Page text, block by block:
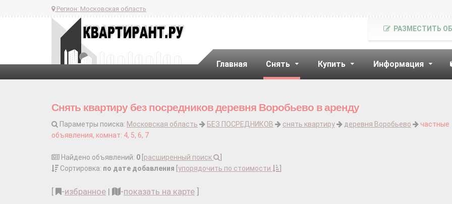
Регион: Московская область
Главная Снять Купить Информация
РАЗМЕСТИТЬ
Снять квартиру без посредников деревня Воробьево в аренду
Параметры поиска: Московская область БЕЗ ПОСРЕДНИКОВ снять квартиру деревня Воробьево
частные
объявления, комнат: 4, 5, 6, 7
Найдено объявлений: 0 расширенный поиск
Сортировка: по дате добавления упорядочить по стоимости
-избранное | -показать на карте